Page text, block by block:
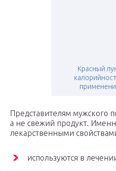
Красный
Представителям мужского
а не свежий продукт.
лекарственными
используются в